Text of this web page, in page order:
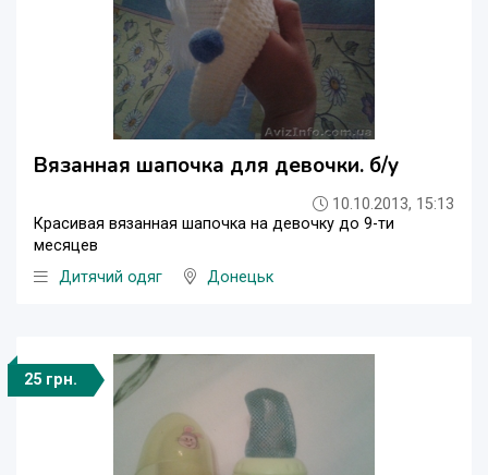
Вязанная шапочка для девочки. б/у
10.10.2013, 15:13
Красивая вязанная шапочка на девочку до 9-ти
месяцев
Дитячий одяг
Донецьк
25 грн.